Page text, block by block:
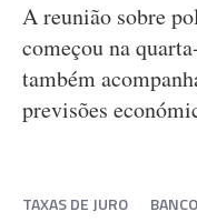
A reunião sobre
começou na
também
previsões
TAXAS DE JURO